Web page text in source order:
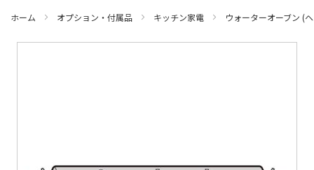
ホーム オプション・付属品 キッチン家電 ウォーターオーブン (